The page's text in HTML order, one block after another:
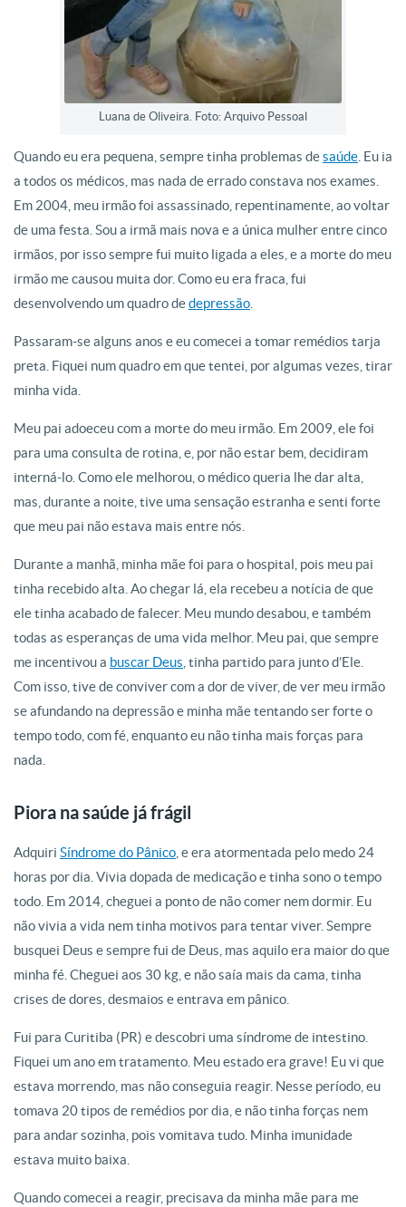
Luana de Oliveira. Foto: Arquivo Pessoal
Quando eu era pequena, sempre tinha problemas desaúde . Eu ia
a todos os médicos, mas nada de errado constava nos exames.
Em 2004, meu irmão foi assassinado, repentinamente, ao voltar
de uma festa. Sou a irmã mais nova e a única mulher entre cinco
irmãos, por isso sempre fui muito ligada a eles, e a morte do meu
irmão me causou muita dor. Como eu era fraca, fui
desenvolvendo um quadro dedepressão
Passaram-se alguns anos e eu comecei a tomar remédios tarja
preta. Fiquei num quadro em que tentei, por algumas vezes, tirar
minha vida.
Meu pai adoeceu com a morte do meu irmão. Em 2009, ele foi
para uma consulta de rotina, e, por não estar bem, decidiram
interná-lo. Como ele melhorou, o médico queria lhe dar alta,
mas, durante a noite, tive uma sensação estranha e senti forte
que meu pai não estava mais entre nós.
Durante a manhã, minha mãe foi para o hospital, pois meu pai
tinha recebido alta. Ao chegar lá, ela recebeu a notícia de que
ele tinha acabado de falecer. Meu mundo desabou, e também
todas as esperanças de uma vida melhor. Meu pai, que sempre
me incentivou a buscar Deus , tinha partido para junto d’Ele.
Com isso, tive de conviver com a dor de viver, de ver meu irmão
se afundando na depressão e minha mãe tentando ser forte o
tempo todo, com fé, enquanto eu não tinha mais forças para
nada.
Piora na saúde já frágil
Adquiri Síndrome do Pânico , e era atormentada pelo medo 24
horas por dia. Vivia dopada de medicação e tinha sono o tempo
todo. Em 2014, cheguei a ponto de não comer nem dormir. Eu
não vivia a vida nem tinha motivos para tentar viver. Sempre
busquei Deus e sempre fui de Deus, mas aquilo era maior do que
minha fé. Cheguei aos 30 kg, e não saía mais da cama, tinha
crises de dores, desmaios e entrava em pânico.
Fui para Curitiba (PR) e descobri uma síndrome de intestino.
Fiquei um ano em tratamento. Meu estado era grave! Eu vi que
estava morrendo, mas não conseguia reagir. Nesse período, eu
tomava 20 tipos de remédios por dia, e não tinha forças nem
para andar sozinha, pois vomitava tudo. Minha imunidade
estava muito baixa.
Quando comecei a reagir, precisava da minha mãe para me